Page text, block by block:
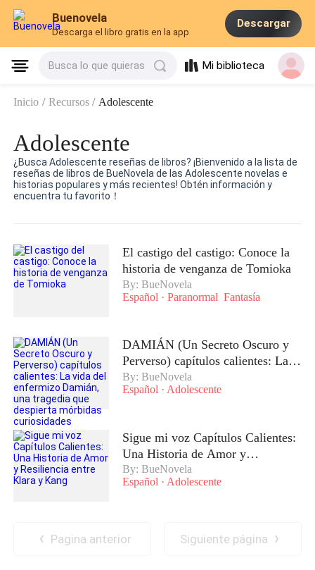
Buenovela
Descarga el libro gratis en la app
Descargar
Busca lo que quieras Mi biblioteca
Inicio / Recursos / Adolescente
Adolescente
¿Busca Adolescente reseñas de libros? ¡Bienvenido a la lista de
reseñas de libros de BueNovela de las Adolescente novelas e
historias populares y más recientes! Obtén información y
encuentra tu favorito！
El castigo del castigo: Conoce la
historia de venganza de Tomioka
By: BueNovela
Español ·ParanormalFantasía
DAMIÁN (Un Secreto Oscuro y
Perverso) capítulos calientes: La
vida del enfermizo Damián, una
tragedia que despierta mórbidas
By: BueNovela
Español · Adolescente
Sigue mi voz Capítulos Calientes:
Una Historia de Amor y
Resiliencia entre Klara y Kang
By: BueNovela
Español · Adolescente
Pagina anterior Siguiente página